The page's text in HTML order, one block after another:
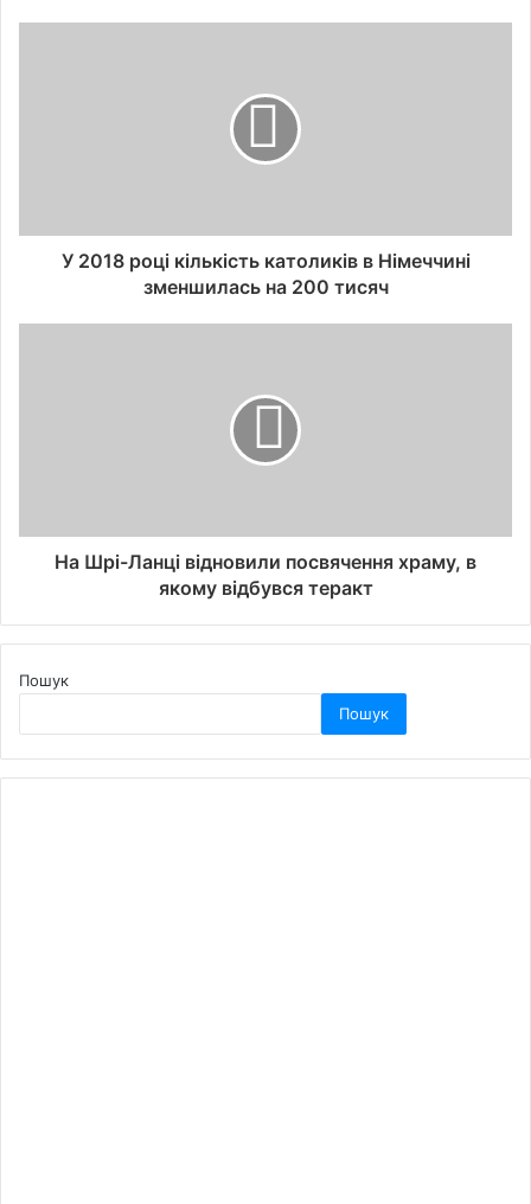
У 2018 році кількість католиків в Німеччині
зменшилась на 200 тисяч
На Шрі-Ланці відновили посвячення храму, в
якому відбувся теракт
Пошук
Пошук